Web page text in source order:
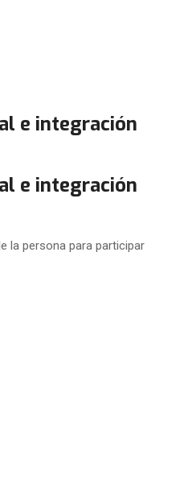
e integración
e integración
la persona para participar